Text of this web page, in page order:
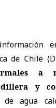
de Chile
a
y
agua